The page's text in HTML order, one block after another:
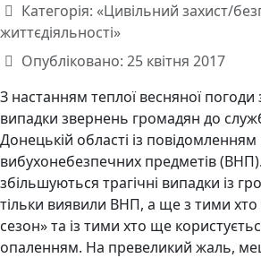
Категорія: «Цивільний захист/
життєдіяльності»
Опубліковано: 25 квітня 2017
З настанням теплої весняної
випадки звернень громадян до
Донецькій області із
вибухонебезпечних предметів
збільшуються трагічні випадки із
тільки виявили ВНП, а ще з тими
сезон» та із тими хто ще
опаленням. На превеликий жаль,